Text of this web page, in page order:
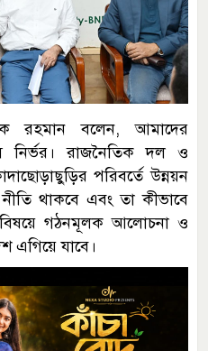
রহমান বলেন, আমাদের
নির্ভর। রাজনৈতিক দল ও
পরিবর্তে উন্নয়ন
থাকবে এবং তা কীভাবে
বিষয়ে গঠনমূলক আলোচনা ও
এগিয়ে যাবে।